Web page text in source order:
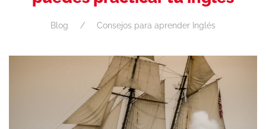
Blog Consejos para aprender Inglés